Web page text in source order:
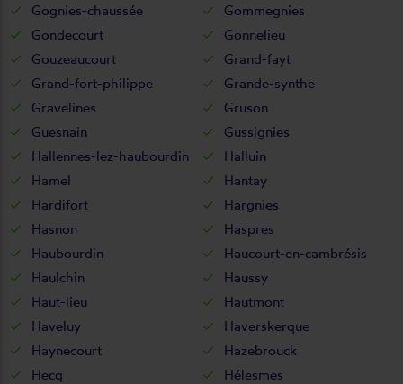
Gognies-chaussée
Gommegnies
Gondecourt
Gonnelieu
Gouzeaucourt
Grand-fayt
Grand-fort-philippe
Grande-synthe
Gravelines
Gruson
Guesnain
Gussignies
Hallennes-lez-haubourdin
Halluin
Hamel
Hantay
Hardifort
Hargnies
Hasnon
Haspres
Haubourdin
Haucourt-en-cambrésis
Haulchin
Haussy
Haut-lieu
Hautmont
Haveluy
Haverskerque
Haynecourt
Hazebrouck
Hecq
Hélesmes